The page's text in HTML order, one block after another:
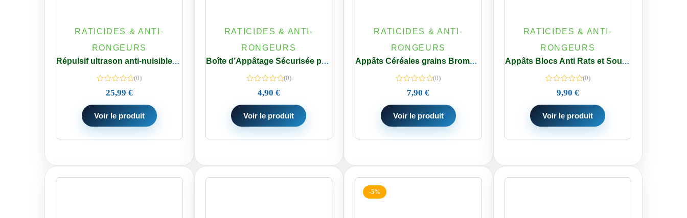
RATICIDES & ANTI-
RONGEURS
Répulsif ultrason anti-nuisibles et anti-araignées par 4
(0)
25,99 €
Voir le produit
RATICIDES & ANTI-
RONGEURS
Boîte d’Appâtage Sécurisée pour Souris et Mulots Piège – Usage intérieur et extérieur
(0)
4,90 €
Voir le produit
RATICIDES & ANTI-
RONGEURS
Appâts Céréales grains Bromadiolone Anti Rats & Souris – Mulots 150 g
(0)
7,90€
Voir le produit
RATICIDES & ANTI-
RONGEURS
Appâts Blocs Anti Rats et Souris Difénacoum 25 PPM Action intérieur – extérieur 240 g
(0)
9,90 €
Voir le produit
-5%